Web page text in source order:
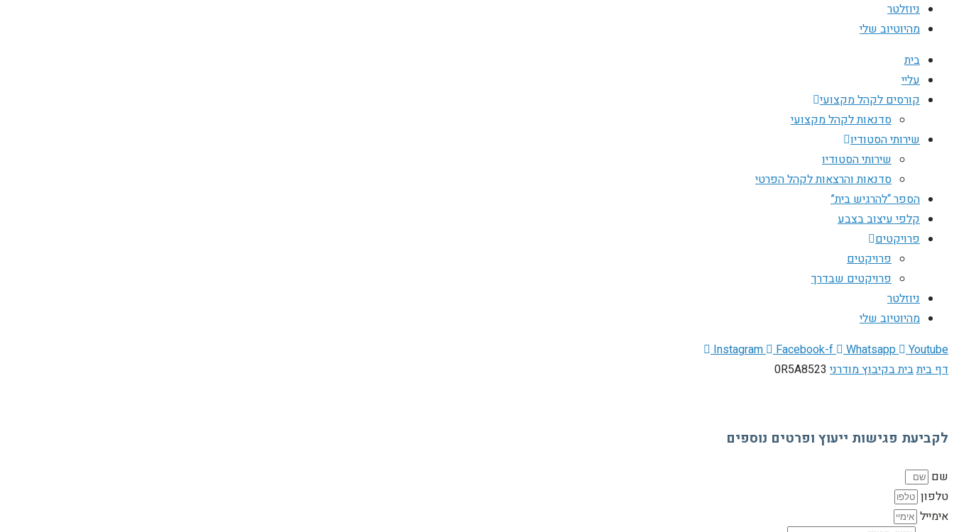
ניוזלטר
מהיוטיוב שלי
בית
עליי
קורסים לקהל מקצועי
סדנאות לקהל מקצועי
שירותי הסטודיו
שירותי הסטודיו
סדנאות והרצאות לקהל הפרטי
הספר “להרגיש בית”
קלפי עיצוב בצבע
פרויקטים
פרויקטים
פרויקטים שבדרך
ניוזלטר
מהיוטיוב שלי
Instagram
Facebook-f Whatsapp
Youtube
דף ביתבית בקיבוץ מודרני 0R5A8523
לקביעת פגישות ייעוץ ופרטים נוספים
שם
טלפון
אימייל